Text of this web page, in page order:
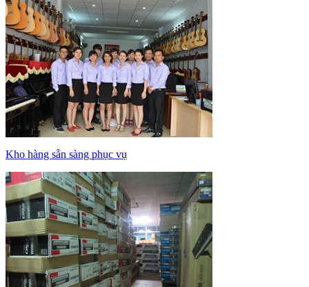
Kho hàng sẵn sàng phục vụ